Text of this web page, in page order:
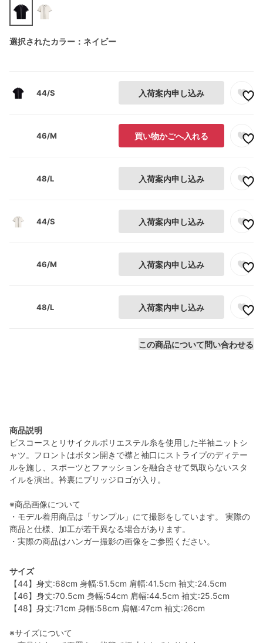
選択されたカラー：ネイビー
44/S 入荷案内申し込み
46/M 買い物かごへ入れる
48/L 入荷案内申し込み
44/S 入荷案内申し込み
46/M 入荷案内申し込み
48/L 入荷案内申し込み
この商品について問い合わせる
商品説明
ビスコースとリサイクルポリエステル糸を使用した半袖ニットシ
ャツ。フロントはボタン開きで襟と袖口にストライプのディテー
ルを施し、スポーツとファッションを融合させて気取らないスタ
イルを演出。衿裏にブリッジロゴが入り。
※商品画像について
・モデル着用商品は「サンプル」にて撮影をしています。 実際の
商品と仕様、加工が若干異なる場合があります。
・実際の商品はハンガー撮影の画像をご参照ください。
サイズ
【44】身丈:68cm 身幅:51.5cm 肩幅:41.5cm 袖丈:24.5cm
【46】身丈:70.5cm 身幅:54cm 肩幅:44.5cm 袖丈:25.5cm
【48】身丈:71cm 身幅:58cm 肩幅:47cm 袖丈:26cm
※サイズについて